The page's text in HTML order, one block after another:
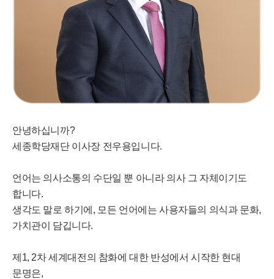
안녕하십니까?
세종학당재단 이사장 전우용입니다.
언어는 의사소통의 수단일 뿐 아니라 의사 그 자체이기도
합니다.
생각도 말로 하기에, 모든 언어에는 사용자들의 의식과 문화,
가치관이 담깁니다.
제1, 2차 세계대전의 참화에 대한 반성에서 시작한 현대
문명은,